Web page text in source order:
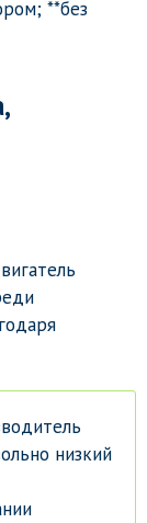
**без
низкий